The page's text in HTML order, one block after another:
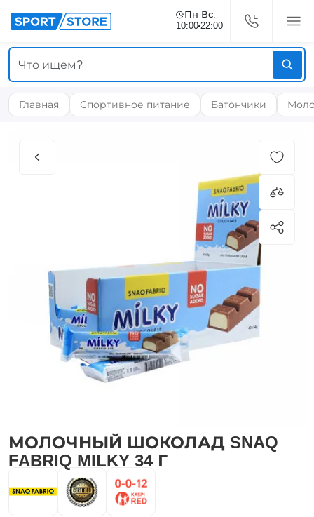
Пн-Вс:
10:00 22:00
Главная Спортивное питание Батончики
МОЛОЧНЫЙ ШОКОЛАД SNAQ
FABRIQ MILKY 34 Г